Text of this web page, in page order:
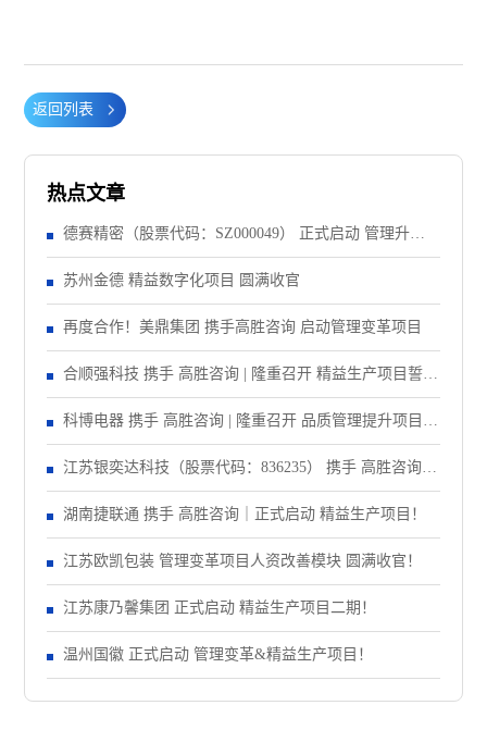
返回列表
热点文章
德赛精密（股票代码：SZ000049） 正式启动 管理升级&
精益注塑项目！
苏州金德 精益数字化项目 圆满收官
再度合作！美鼎集团 携手高胜咨询 启动管理变革项目
合顺强科技 携手 高胜咨询 | 隆重召开 精益生产项目誓师
大会！
科博电器 携手 高胜咨询 | 隆重召开 品质管理提升项目启
动大会！
江苏银奕达科技（股票代码：836235） 携手 高胜咨询｜
正式启动 管理变革项目
湖南捷联通 携手 高胜咨询｜正式启动 精益生产项目！
江苏欧凯包装 管理变革项目人资改善模块 圆满收官！
江苏康乃馨集团 正式启动 精益生产项目二期！
温州国徽 正式启动 管理变革&精益生产项目！